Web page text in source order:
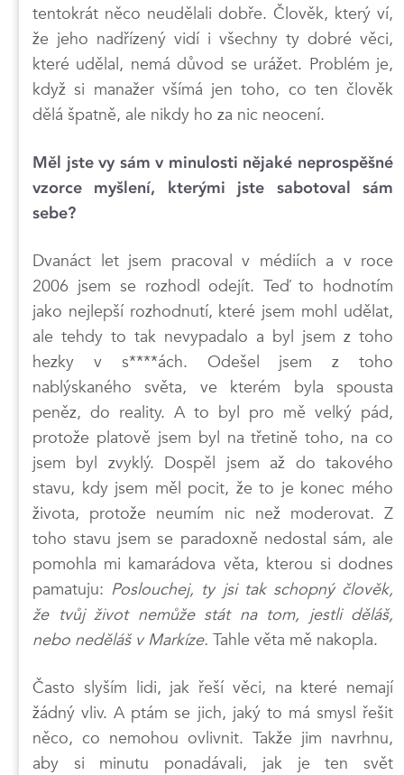
tentokrát něco neudělali dobře. Člověk, který ví,
že jeho nadřízený vidí i všechny ty dobré věci,
které udělal, nemá důvod se urážet. Problém je,
když si manažer všímá jen toho, co ten člověk
dělá špatně, ale nikdy ho za nic neocení.
Měl jste vy sám v minulosti nějaké neprospěšné
vzorce myšlení, kterými jste sabotoval sám
sebe?
Dvanáct let jsem pracoval v médiích a v roce
2006 jsem se rozhodl odejít. Teď to hodnotím
jako nejlepší rozhodnutí, které jsem mohl udělat,
ale tehdy to tak nevypadalo a byl jsem z toho
hezky v s****ách. Odešel jsem z toho
nablýskaného světa, ve kterém byla spousta
peněz, do reality. A to byl pro mě velký pád,
protože platově jsem byl na třetině toho, na co
jsem byl zvyklý. Dospěl jsem až do takového
stavu, kdy jsem měl pocit, že to je konec mého
života, protože neumím nic než moderovat. Z
toho stavu jsem se paradoxně nedostal sám, ale
pomohla mi kamarádova věta, kterou si dodnes
pamatuju: Poslouchej, ty jsi tak schopný člověk,
že tvůj život nemůže stát na tom, jestli děláš,
nebo neděláš v Markíze. Tahle věta mě nakopla.
Často slyším lidi, jak řeší věci, na které nemají
žádný vliv. A ptám se jich, jaký to má smysl řešit
něco, co nemohou ovlivnit. Takže jim navrhnu,
aby si minutu ponadávali, jak je ten svět